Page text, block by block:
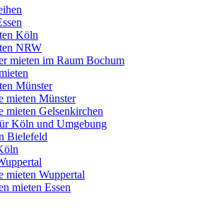
Köln
NRW
mieten im Raum Bochum
Münster
mieten Münster
mieten Gelsenkirchen
Köln und Umgebung
Bielefeld
mieten Wuppertal
mieten Essen